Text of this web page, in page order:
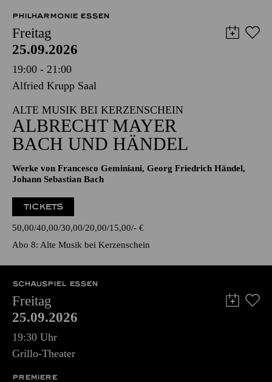
PHILHARMONIE ESSEN
Freitag
25.09.2026
19:00 - 21:00
Alfried Krupp Saal
ALTE MUSIK BEI KERZENSCHEIN
ALBRECHT MAYER
BACH UND HÄNDEL
Werke von Francesco Geminiani, Georg Friedrich Händel,
Johann Sebastian Bach
TICKETS
50,00 40,00 30,00 20,00 15,00 - €
Abo 8: Alte Musik bei Kerzenschein
SCHAUSPIEL ESSEN
Freitag
25.09.2026
19:30 Uhr
Grillo-Theater
PREMIERE